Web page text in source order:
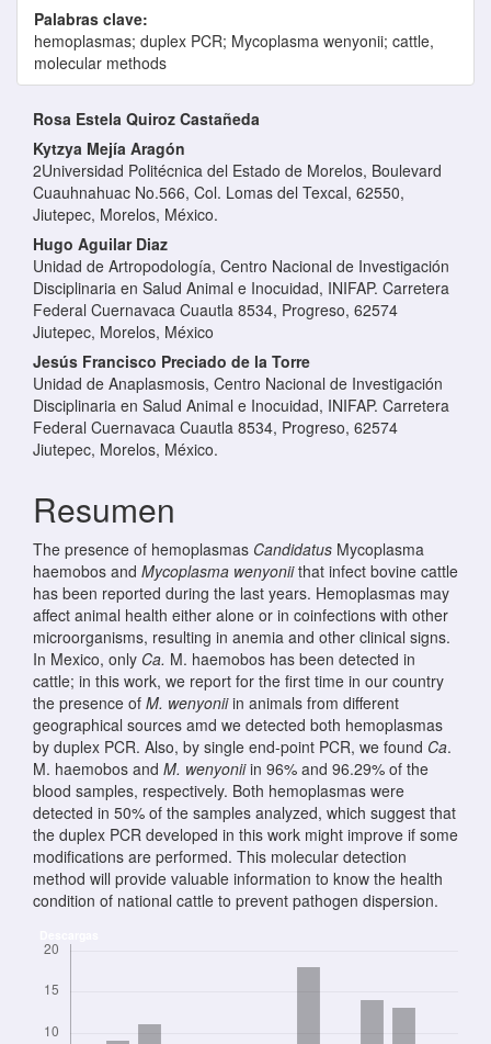
Palabras clave:
hemoplasmas; duplex PCR; Mycoplasma wenyonii; cattle,
molecular methods
Contenido principal del artículo
Rosa Estela Quiroz Castañeda
Kytzya Mejía Aragón
2Universidad Politécnica del Estado de Morelos, Boulevard
Cuauhnahuac No.566, Col. Lomas del Texcal, 62550,
Jiutepec, Morelos, México.
Hugo Aguilar Diaz
Unidad de Artropodología, Centro Nacional de Investigación
Disciplinaria en Salud Animal e Inocuidad, INIFAP. Carretera
Federal Cuernavaca Cuautla 8534, Progreso, 62574
Jiutepec, Morelos, México
Jesús Francisco Preciado de la Torre
Unidad de Anaplasmosis, Centro Nacional de Investigación
Disciplinaria en Salud Animal e Inocuidad, INIFAP. Carretera
Federal Cuernavaca Cuautla 8534, Progreso, 62574
Jiutepec, Morelos, México.
Resumen
The presence of hemoplasmas Candidatus Mycoplasma
haemobos and Mycoplasma wenyoniithat infect bovine cattle
has been reported during the last years. Hemoplasmas may
affect animal health either alone or in coinfections with other
microorganisms, resulting in anemia and other clinical signs.
In Mexico, only Ca. M. haemobos has been detected in
cattle; in this work, we report for the first time in our country
the presence of M. wenyoniiin animals from different
geographical sources amd we detected both hemoplasmas
by duplex PCR. Also, by single end-point PCR, we found Ca.
M. haemobos and M. wenyoniiin 96% and 96.29% of the
blood samples, respectively. Both hemoplasmas were
detected in 50% of the samples analyzed, which suggest that
the duplex PCR developed in this work might improve if some
modifications are performed. This molecular detection
method will provide valuable information to know the health
condition of national cattle to prevent pathogen dispersion.